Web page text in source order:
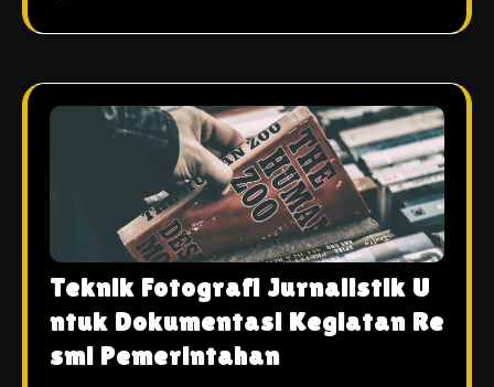
Teknik Fotografi Jurnalistik U
ntuk Dokumentasi Kegiatan Re
smi Pemerintahan